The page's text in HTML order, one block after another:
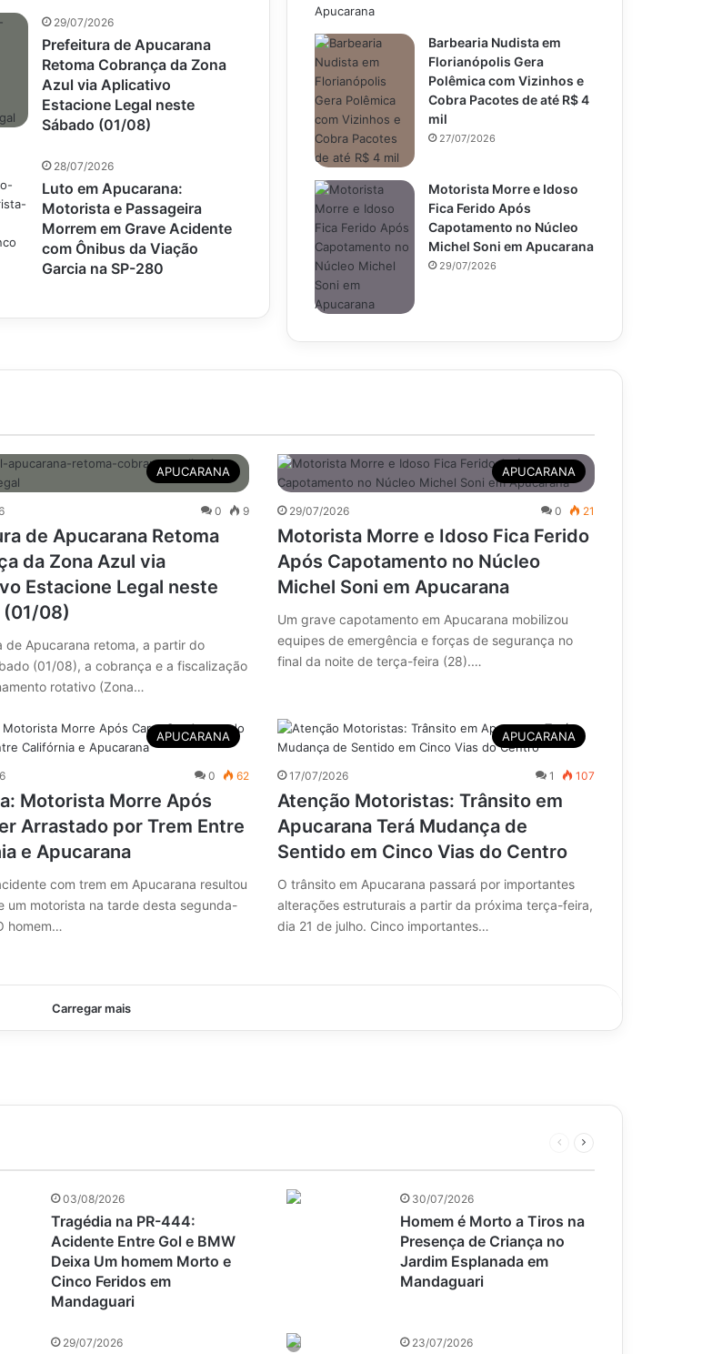
29/07/2026
Prefeitura de Apucarana
Retoma Cobrança da Zona
Azul via Aplicativo
Estacione Legal neste
Sábado (01/08)
28/07/2026
Luto em Apucarana:
Motorista e Passageira
Morrem em Grave Acidente
com Ônibus da Viação
Garcia na SP-280
Barbearia Nudista em
Florianópolis Gera
Polêmica com Vizinhos e
Cobra Pacotes de até R$ 4
mil
27/07/2026
Motorista Morre e Idoso
Fica Ferido Após
Capotamento no Núcleo
Michel Soni em Apucarana
29/07/2026
APUCARANA
0 9
de Apucarana Retoma
da Zona Azul via
Estacione Legal neste
(01/08)
de Apucarana retoma, a partir do
(01/08), a cobrança e a fiscalização
rotativo (Zona…
APUCARANA
29/07/2026 0 21
Motorista Morre e Idoso Fica Ferido
Após Capotamento no Núcleo
Michel Soni em Apucarana
Um grave capotamento em Apucarana mobilizou
equipes de emergência e forças de segurança no
final da noite de terça-feira (28).…
APUCARANA
0 62
Motorista Morre Após
Arrastado por Trem Entre
e Apucarana
com trem em Apucarana resultou
um motorista na tarde desta segunda-
homem…
APUCARANA
17/07/2026 1 107
Atenção Motoristas: Trânsito em
Apucarana Terá Mudança de
Sentido em Cinco Vias do Centro
O trânsito em Apucarana passará por importantes
alterações estruturais a partir da próxima terça-feira,
dia 21 de julho. Cinco importantes…
Carregar mais
PáginaPróxima
03/08/2026
Tragédia na PR-444:
Acidente Entre Gol e BMW
Deixa Um homem Morto e
Cinco Feridos em
Mandaguari
30/07/2026
Homem é Morto a Tiros na
Presença de Criança no
Jardim Esplanada em
Mandaguari
29/07/2026 23/07/2026